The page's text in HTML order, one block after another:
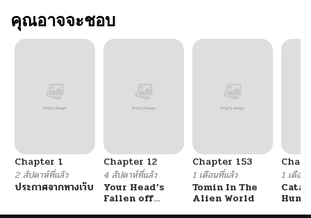
ตอนที่ 40
ตอนที่ 36 05/13/2026
คุณอาจจะชอบ
Chapter 1
2 สัปดาห์ที่แล้ว
ประกาศจากทางเว็บ
Chapter 12
4 สัปดาห์ที่แล้ว
Your Head’s
Fallen off
Chapter 153
1 เดือนที่แล้ว
Tomin In The
Alien World
1 เดือน